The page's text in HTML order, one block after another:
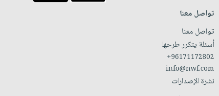
تواصل معنا
تواصل معنا
أسئلة يتكرر طرحها
+96171172802
info@nwf.com
نشرة الإصدارات